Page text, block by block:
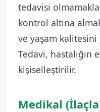
tedavisi
kontrol altına
ve yaşam
Tedavi, hastalığın
kişiselleştirilir.
Medikal